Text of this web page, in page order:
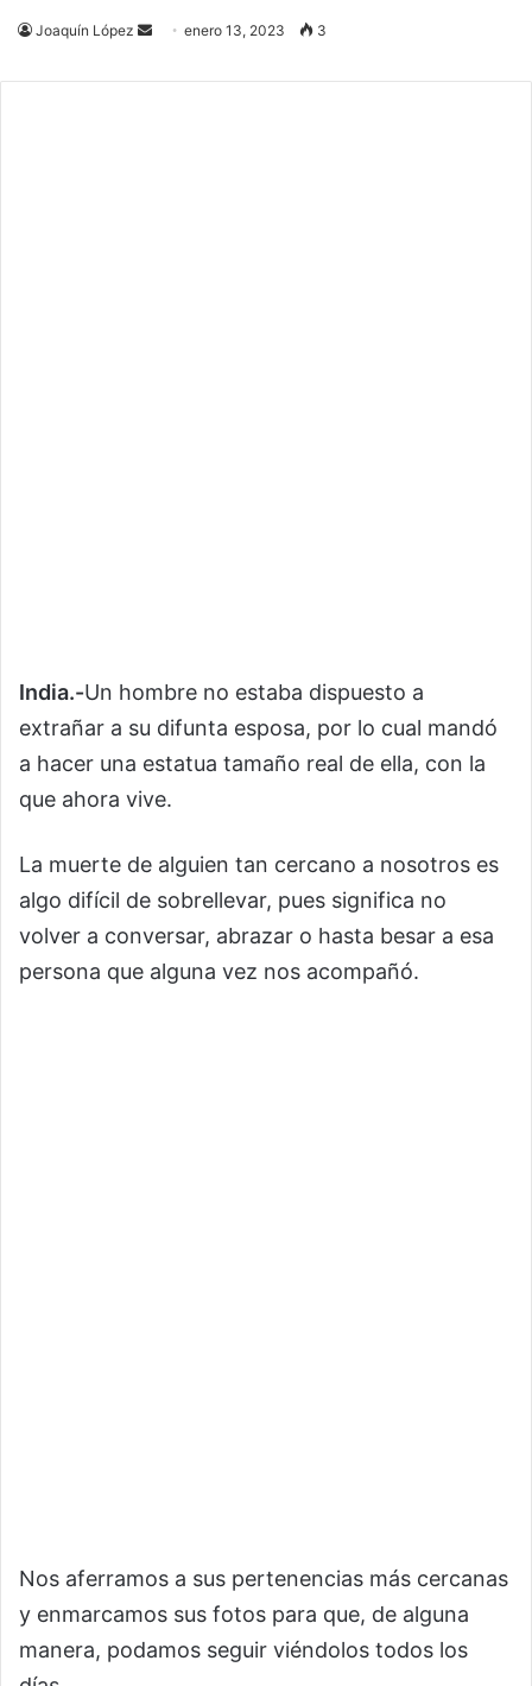
Joaquín López
Send
email
enero 13, 2023 3
India.-Un hombre no estaba dispuesto a
extrañar a su difunta esposa, por lo cual mandó
a hacer una estatua tamaño real de ella, con la
que ahora vive.
La muerte de alguien tan cercano a nosotros es
algo difícil de sobrellevar, pues significa no
volver a conversar, abrazar o hasta besar a esa
persona que alguna vez nos acompañó.
Nos aferramos a sus pertenencias más cercanas
y enmarcamos sus fotos para que, de alguna
manera, podamos seguir viéndolos todos los